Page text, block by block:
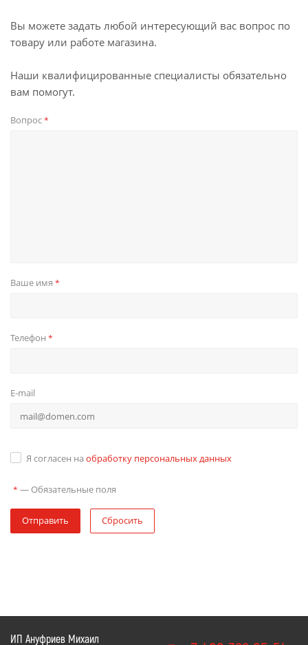
Вы можете задать любой интересующий вас вопрос по
товару или работе магазина.
Наши квалифицированные специалисты обязательно
вам помогут.
Вопрос*
Ваше имя *
Телефон *
E-mail
Я согласен на обработку персональных данных
* — Обязательные поля
Отправить Сбросить
ИП Ануфриев Михаил